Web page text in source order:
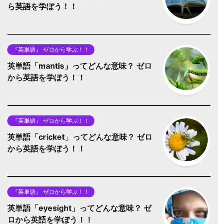
ら英語を学ぼう！！
『英単語』 ゼロから学ぶ！！
英単語「mantis」ってどんな意味？ ゼロ
から英語を学ぼう！！
『英単語』 ゼロから学ぶ！！
英単語「cricket」ってどんな意味？ ゼロ
から英語を学ぼう！！
『英単語』 ゼロから学ぶ！！
英単語「eyesight」ってどんな意味？ ゼ
ロから英語を学ぼう！！